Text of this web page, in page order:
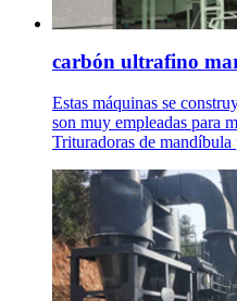
carbón ultrafino
Estas máquinas se
son muy empleadas para
Trituradoras de